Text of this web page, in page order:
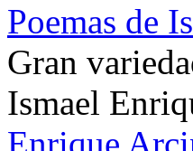
Poemas de
Gran
Ismael
Enrique